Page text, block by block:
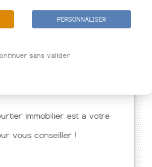
immobilier est à votre
vous conseiller !
PERSONNALISER
sans valider